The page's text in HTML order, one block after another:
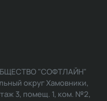
"СОФТЛАЙН"
округ Хамовники,
3, помещ. 1, ком. №2,